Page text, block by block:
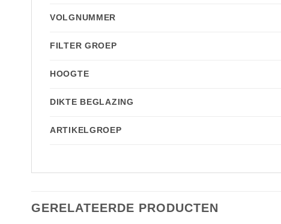
VOLGNUMMER
FILTER GROEP
HOOGTE
DIKTE BEGLAZING
ARTIKELGROEP
GERELATEERDE PRODUCTEN